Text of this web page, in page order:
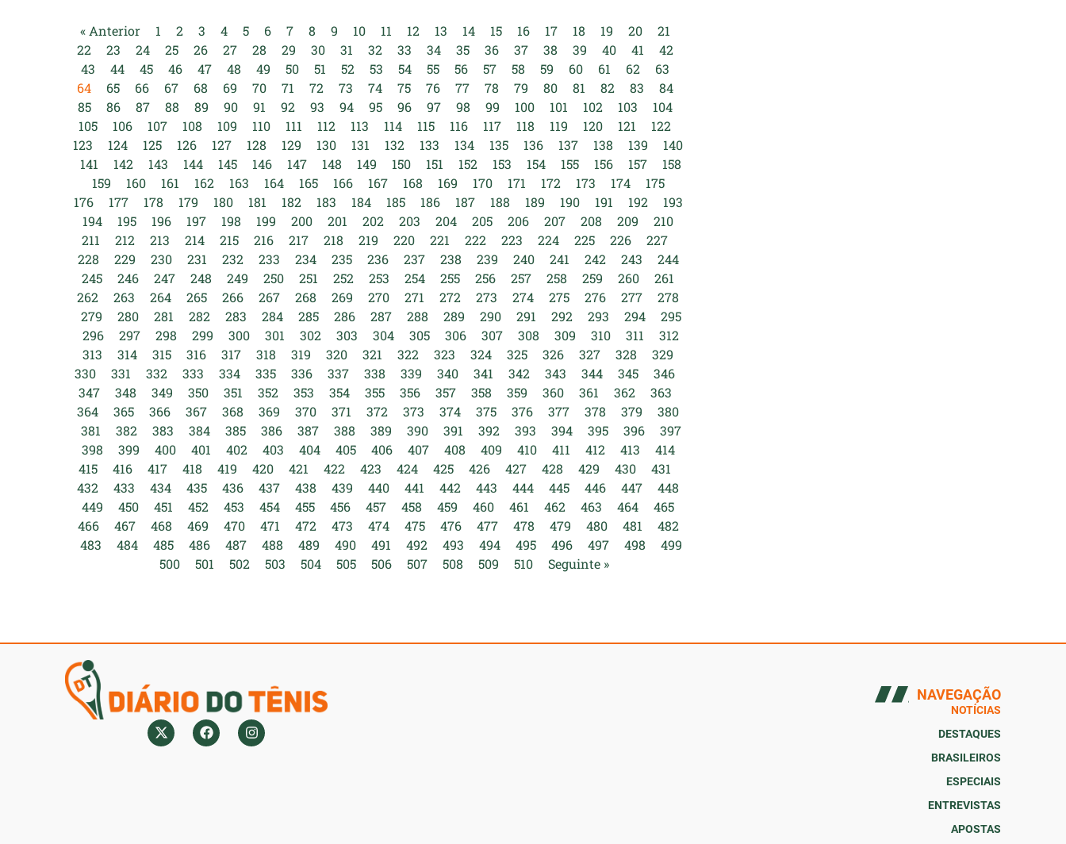
« Anterior 1 2 3 4 5 6 7 8 9 10 11 12 13 14 15 16 17 18 19 20
21
22
23 24 25 26 27 28 29 30 31 32 33 34 35 36 37 38 39 40 41
42
43
44 45 46 47 48 49 50 51 52 53 54 55 56 57 58 59 60 61 62
63
64
65 66 67 68 69 70 71 72 73 74 75 76 77 78 79 80 81 82 83
84
85
86 87 88 89 90 91 92 93 94 95 96 97 98 99 100 101 102 103
104
105
106 107 108 109 110 111 112 113 114 115 116 117 118 119 120 121
122
123
124 125 126 127 128 129 130 131 132 133 134 135 136 137 138 139
140
141
142 143 144 145 146 147 148 149 150 151 152 153 154 155 156 157
158
159
160 161 162 163 164 165 166 167 168 169 170 171 172 173 174
175
176
177 178 179 180 181 182 183 184 185 186 187 188 189 190 191 192
193
194
195 196 197 198 199 200 201 202 203 204 205 206 207 208 209
210
211
212 213 214 215 216 217 218 219 220 221 222 223 224 225 226
227
228
229 230 231 232 233 234 235 236 237 238 239 240 241 242 243
244
245
246 247 248 249 250 251 252 253 254 255 256 257 258 259 260
261
262
263 264 265 266 267 268 269 270 271 272 273 274 275 276 277
278
279
280 281 282 283 284 285 286 287 288 289 290 291 292 293 294
295
296
297 298 299 300 301 302 303 304 305 306 307 308 309 310 311
312
313
314 315 316 317 318 319 320 321 322 323 324 325 326 327 328
329
330
331 332 333 334 335 336 337 338 339 340 341 342 343 344 345
346
347
348 349 350 351 352 353 354 355 356 357 358 359 360 361 362
363
364
365 366 367 368 369 370 371 372 373 374 375 376 377 378 379
380
381
382 383 384 385 386 387 388 389 390 391 392 393 394 395 396
397
398
399 400 401 402 403 404 405 406 407 408 409 410 411 412 413
414
415
416 417 418 419 420 421 422 423 424 425 426 427 428 429 430
431
432
433 434 435 436 437 438 439 440 441 442 443 444 445 446 447
448
449
450 451 452 453 454 455 456 457 458 459 460 461 462 463 464
465
466
467 468 469 470 471 472 473 474 475 476 477 478 479 480 481
482
483
484 485 486 487 488 489 490 491 492 493 494 495 496 497 498
499
500
501 502 503 504 505 506 507 508 509 510 Seguinte »
NAVEGAÇÃO
NOTÍCIAS
DESTAQUES
BRASILEIROS
ESPECIAIS
ENTREVISTAS
APOSTAS